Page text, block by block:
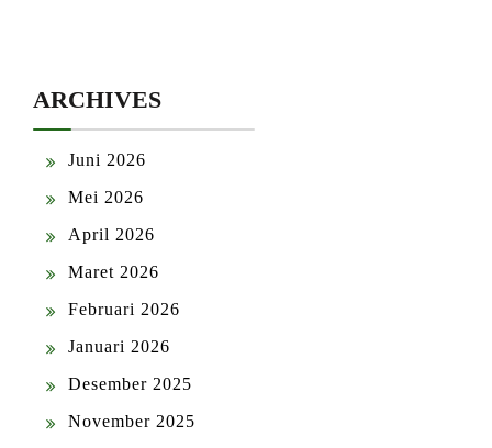
ARCHIVES
Juni 2026
Mei 2026
April 2026
Maret 2026
Februari 2026
Januari 2026
Desember 2025
November 2025